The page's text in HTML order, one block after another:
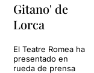
Gitano' de
Lorca
El Teatre Romea ha
presentado en
rueda de prensa